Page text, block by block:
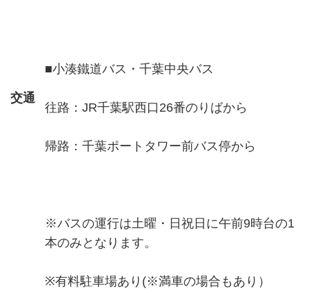
交通
■小湊鐵道バス・千葉中央バス
往路：JR千葉駅西口26番のりばから
帰路：千葉ポートタワー前バス停から
※バスの運行は土曜・日祝日に午前9時台の1
本のみとなります。
※有料駐車場あり(※満車の場合もあり）